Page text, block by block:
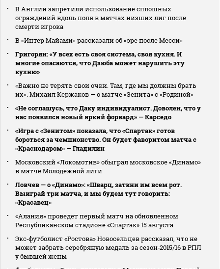
В Англии запретили использование сплошных
ограждений вдоль поля в матчах низших лиг после
смерти игрока
В «Интер Майами» рассказали об «эре после Месси»
Григорян: «У всех есть своя система, своя кухня. И
многие опасаются, что Дзюба может нарушить эту
кухню»
«Важно не терять свои очки. Там, где мы должны брать
их». Михаил Кержаков — о матче «Зенита» с «Родиной»
«Не соглашусь, что Даку индивидуалист. Доволен, что у
нас появился новый яркий форвард» — Карседо
«Игра с «Зенитом» показала, что «Спартак» готов
бороться за чемпионство. Он будет фаворитом матча с
«Краснодаром» — Гладилин
Московский «Локомотив» обыграл московское «Динамо»
в матче Молодежной лиги
Ловчев — о «Динамо»: «Шварц, заткни им всем рот.
Выиграй три матча, и мы будем тут говорить:
«Красавец»
«Алания» проведет первый матч на обновленном
Республиканском стадионе «Спартак» 15 августа
Экс‑футболист «Ростова» Новосельцев рассказал, что не
может забрать серебряную медаль за сезон‑2015/16 в РПЛ
у бывшей жены